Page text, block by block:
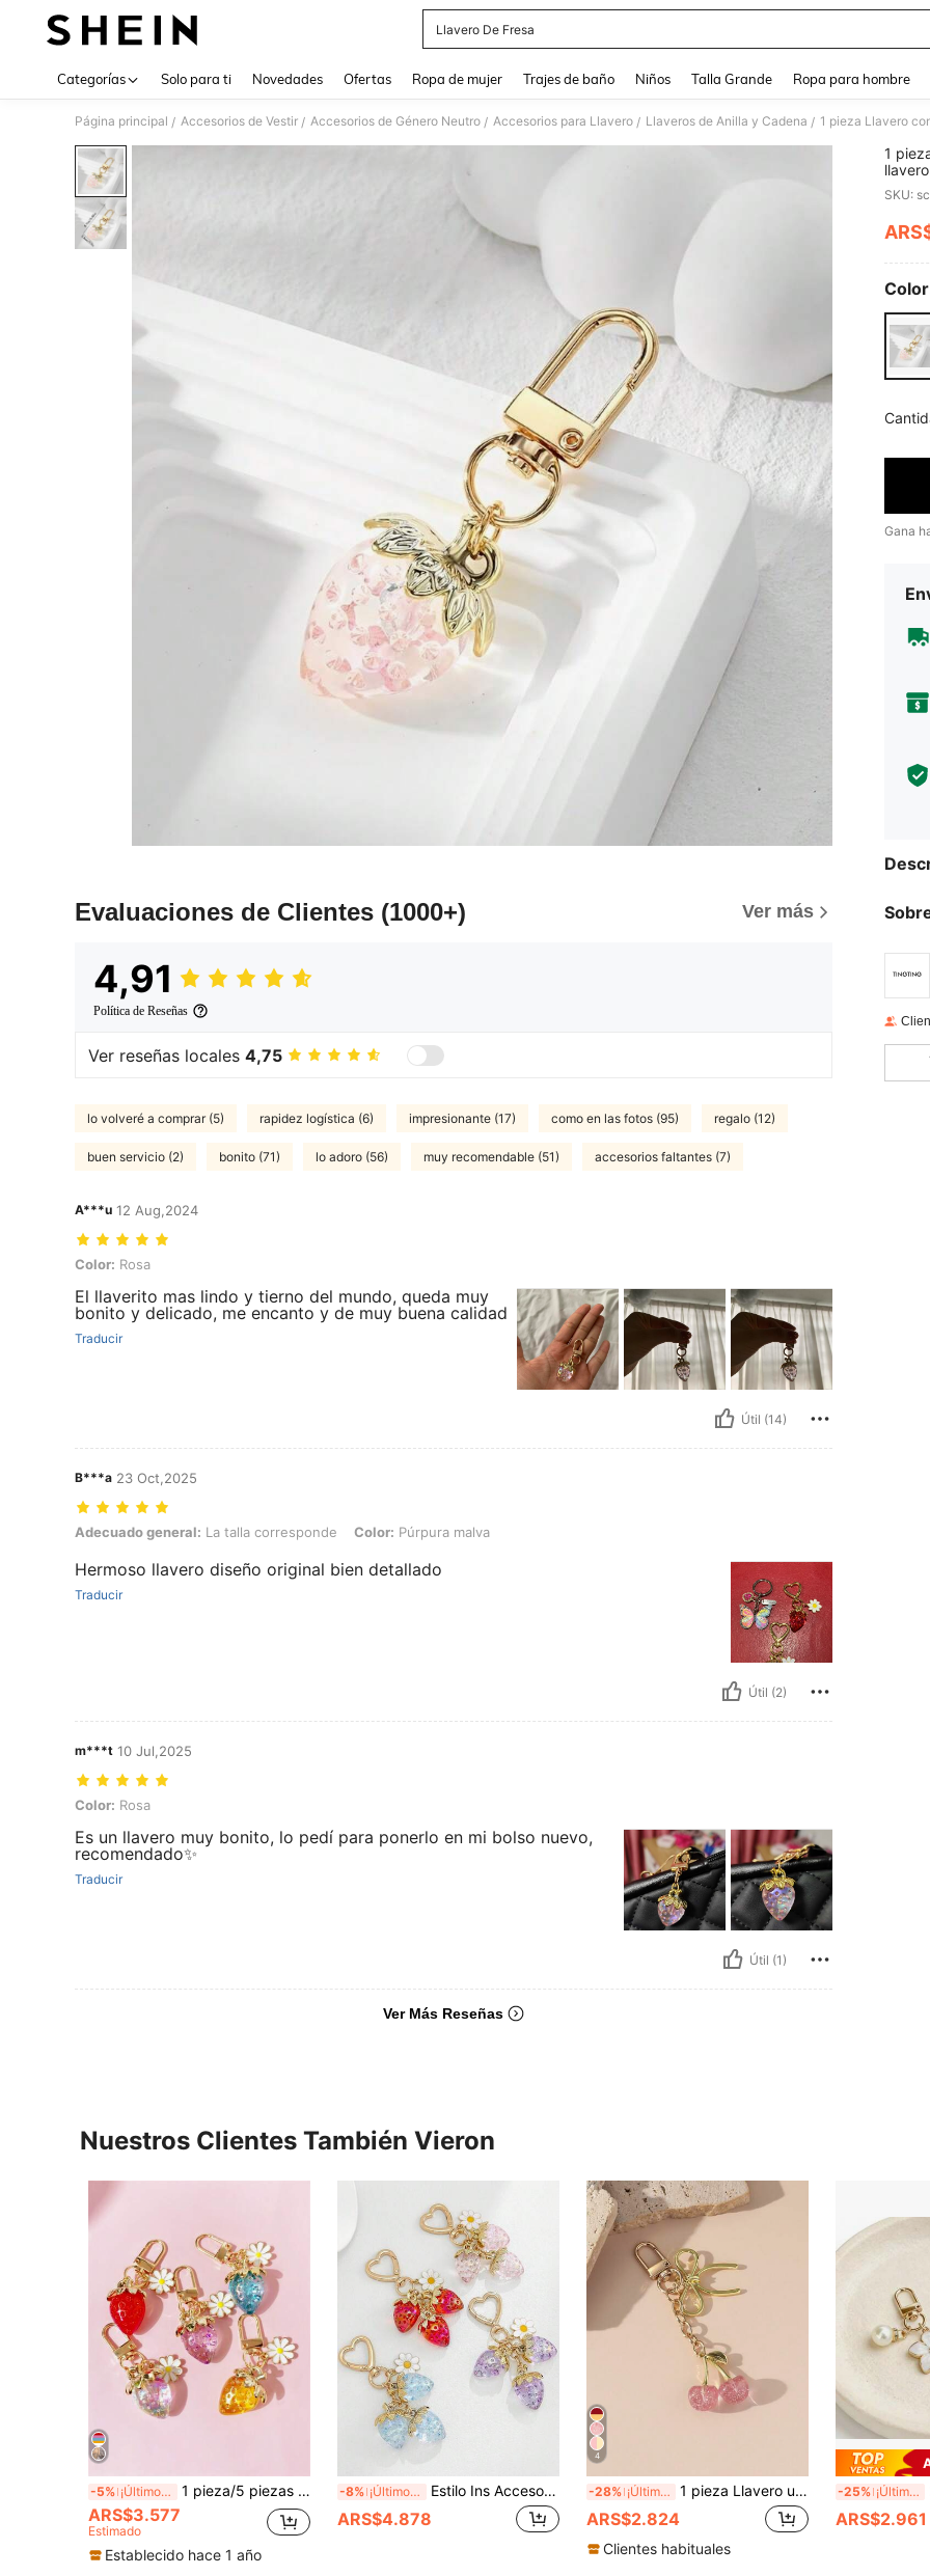
Llavero De Fresa
Categorías Solo para ti Novedades Ofertas Ropa de mujer Trajes de baño Niños Talla Grande Ropa para hombre
Página principal / Accesorios de Vestir / Accesorios de Género Neutro / Accesorios para Llavero / Llaveros de Anilla y Cadena /
Evaluaciones de Clientes (1000+) Ver más
4,91
Política de Reseñas
Ver reseñas locales 4,75
lo volveré a comprar (5) rapidez logística (6) impresionante (17) como en las fotos (95) regalo (12)
buen servicio (2) bonito (71) lo adoro (56) muy recomendable (51) accesorios faltantes (7)
A***u 12 Aug,2024
Color: Rosa
Color: Rosa
El llaverito mas lindo y tierno del mundo, queda muy
bonito y delicado, me encanto y de muy buena calidad
Traducir
Útil (14)
B***a 23 Oct,2025
Adecuado general: La talla corresponde, Color: Púrpura malva
Adecuado general: La talla corresponde Color: Púrpura malva
Hermoso llavero diseño original bien detallado
Traducir
Útil (2)
m***t 10 Jul,2025
Color: Rosa
Color: Rosa
Es un llavero muy bonito, lo pedí para ponerlo en mi bolso nuevo,
recomendado✨
Traducir
Útil (1)
Ver Más Reseñas
1
Y2K
SKU:
Gana
Nuestros Clientes También Vieron
-5% ¡Últimos 3 días 1 pieza/5 piezas Llavero colgante de flor de margarita y fresa 3D lindo, adorno colgante pequeño para mochila, llaves, botella de agua, estuche de lápices, decoración de bolso, colgante de recuerdo para amigos, colgante de llavero de fresa divertido, accesorio para el Día de San Valentín
ARS$3.577
Estimado
Establecido hace 1 año
-8% ¡Últimos 3 días Estilo Ins Accesorio de bolso con encanto de flor de fresa transparente con forma de corazón, regalo dulce de fresa para madre, padre, graduación y maestro
ARS$4.878
4
-28% ¡Últimos 2 días 1 pieza Llavero unisex con flor de cerezo rosa, colgante de lazo elegante, accesorio de lujo refinado para bolso, regalo de Halloween, Día de San Valentín, Día de los Enamorados, recuerdo, accesorio de coche, lindo regalo gótico y Y2K para madre, padre, graduación y maestro
ARS$2.824
Clientes habituales
-25% ¡Últimos 2 días
ARS$2.961